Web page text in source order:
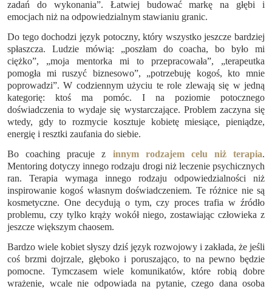
zadań do wykonania”. Łatwiej budować markę na głębi i
emocjach niż na odpowiedzialnym stawianiu granic.
Do tego dochodzi język potoczny, który wszystko jeszcze bardziej
spłaszcza. Ludzie mówią: „poszłam do coacha, bo było mi
ciężko”, „moja mentorka mi to przepracowała”, „terapeutka
pomogła mi ruszyć biznesowo”, „potrzebuję kogoś, kto mnie
poprowadzi”. W codziennym użyciu te role zlewają się w jedną
kategorię: ktoś ma pomóc. I na poziomie potocznego
doświadczenia to wydaje się wystarczające. Problem zaczyna się
wtedy, gdy to rozmycie kosztuje kobietę miesiące, pieniądze,
energię i resztki zaufania do siebie.
Bo coaching pracuje z innym rodzajem celu niż terapia.
Mentoring dotyczy innego rodzaju drogi niż leczenie psychicznych
ran. Terapia wymaga innego rodzaju odpowiedzialności niż
inspirowanie kogoś własnym doświadczeniem. Te różnice nie są
kosmetyczne. One decydują o tym, czy proces trafia w źródło
problemu, czy tylko krąży wokół niego, zostawiając człowieka z
jeszcze większym chaosem.
Bardzo wiele kobiet słyszy dziś język rozwojowy i zakłada, że jeśli
coś brzmi dojrzale, głęboko i poruszająco, to na pewno będzie
pomocne. Tymczasem wiele komunikatów, które robią dobre
wrażenie, wcale nie odpowiada na pytanie, czego dana osoba